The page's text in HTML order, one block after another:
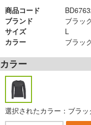
商品コード
ブランド
ブラッ
サイズ
L
カラー
ブラッ
カラー
選択されたカラー：ブラッ